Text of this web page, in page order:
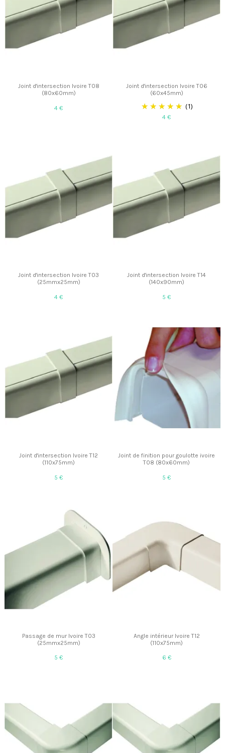
Joint d'intersection Ivoire T08
(80x60mm)
4 €
Joint d'intersection Ivoire T06
(60x45mm)
(1)
4 €
Joint d'intersection Ivoire T03
(25mmx25mm)
4 €
Joint d'intersection Ivoire T14
(140x90mm)
5 €
Joint d'intersection Ivoire T12
(110x75mm)
5 €
Joint de finition pour goulotte ivoire
T08 (80x60mm)
5 €
Passage de mur Ivoire T03
(25mmx25mm)
5 €
Angle intérieur Ivoire T12
(110x75mm)
6 €